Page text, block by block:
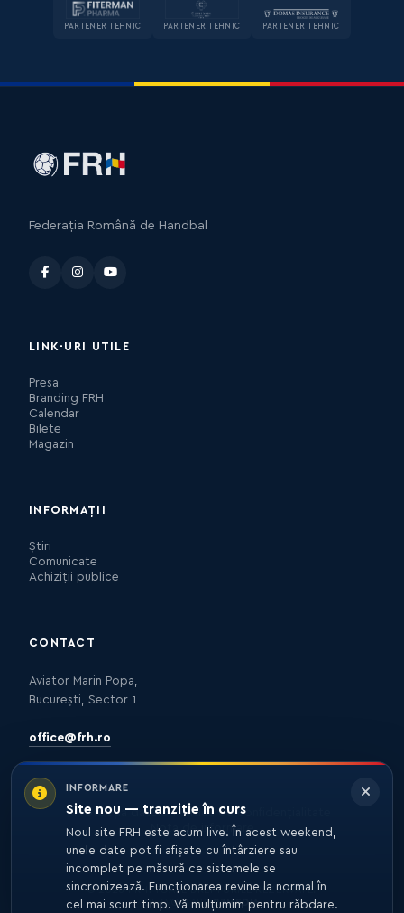
PARTENER TEHNIC PARTENER TEHNIC PARTENER TEHNIC
INFORMARE
Site nou — tranziție în curs
Noul site FRH este acum live. În acest weekend,
unele date pot fi afișate cu întârziere sau
incomplet pe măsură ce sistemele se
sincronizează. Funcționarea revine la normal în
cel mai scurt timp. Vă mulțumim pentru răbdare.
Federația Română de Handbal
LINK-URI UTILE
Presa
Branding FRH
Calendar
Bilete
Magazin
INFORMAȚII
Știri
Comunicate
Achiziții publice
CONTACT
Aviator Marin Popa,
București, Sector 1
office@frh.ro
Protecția datelorPolitica de confidențialitate
Nota de informare
© 2026 FRH. TOATE DREPTURILE REZERVATE.
DEZVOLTARE27MEDIA